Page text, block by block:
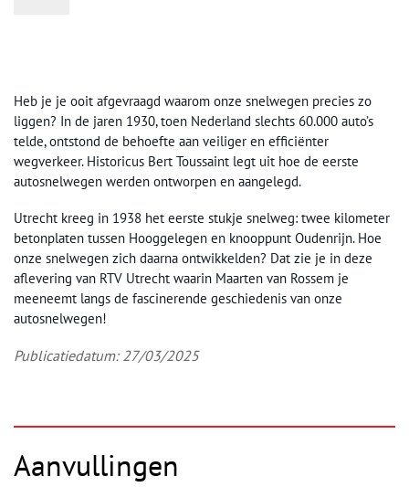
Heb je je ooit afgevraagd waarom onze snelwegen precies zo
liggen? In de jaren 1930, toen Nederland slechts 60.000 auto’s
telde, ontstond de behoefte aan veiliger en efficiënter
wegverkeer. Historicus Bert Toussaint legt uit hoe de eerste
autosnelwegen werden ontworpen en aangelegd.
Utrecht kreeg in 1938 het eerste stukje snelweg: twee kilometer
betonplaten tussen Hooggelegen en knooppunt Oudenrijn. Hoe
onze snelwegen zich daarna ontwikkelden? Dat zie je in deze
aflevering van RTV Utrecht waarin Maarten van Rossem je
meeneemt langs de fascinerende geschiedenis van onze
autosnelwegen!
Publicatiedatum: 27/03/2025
Aanvullingen